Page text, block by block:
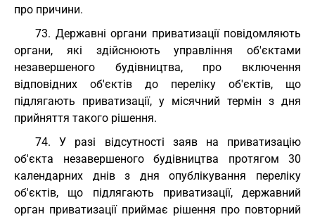
про причини.
73. Державні органи приватизації повідомляють
органи, які здійснюють управління об'єктами
незавершеного будівництва, про включення
відповідних об'єктів до переліку об'єктів, що
підлягають приватизації, у місячний термін з дня
прийняття такого рішення.
74. У разі відсутності заяв на приватизацію
об'єкта незавершеного будівництва протягом 30
календарних днів з дня опублікування переліку
об'єктів, що підлягають приватизації, державний
орган приватизації приймає рішення про повторний